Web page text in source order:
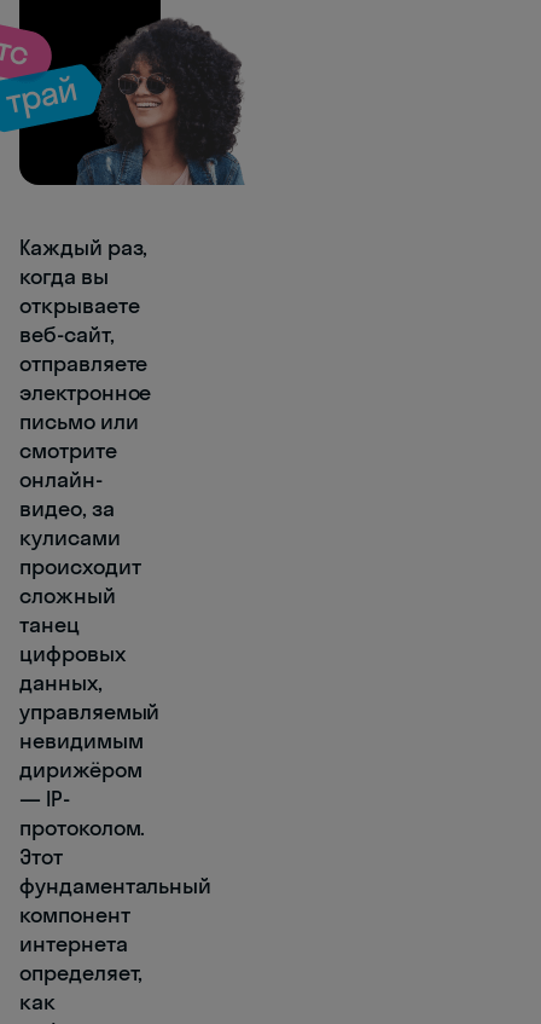
Каждый раз,
когда вы
открываете
веб-сайт,
отправляете
электронное
письмо или
смотрите
онлайн-
видео, за
кулисами
происходит
сложный
танец
цифровых
данных,
управляемый
невидимым
дирижёром
— IP-
протоколом.
Этот
фундаментальный
компонент
интернета
определяет,
как